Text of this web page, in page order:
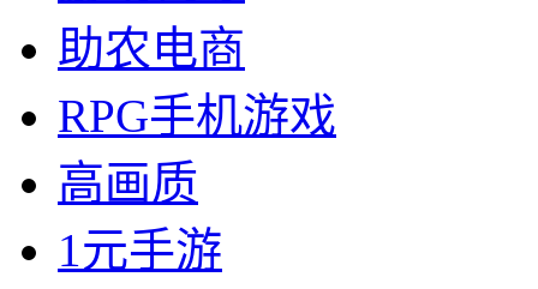
助农电商
RPG手机游戏
高画质
1元手游